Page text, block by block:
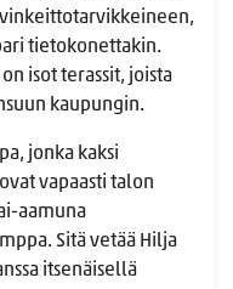
tietokonettakin.
isot terassit, joista
kaupungin.
jonka kaksi
vapaasti talon
aamuna
Sitä vetää Hilja
itsenäisellä